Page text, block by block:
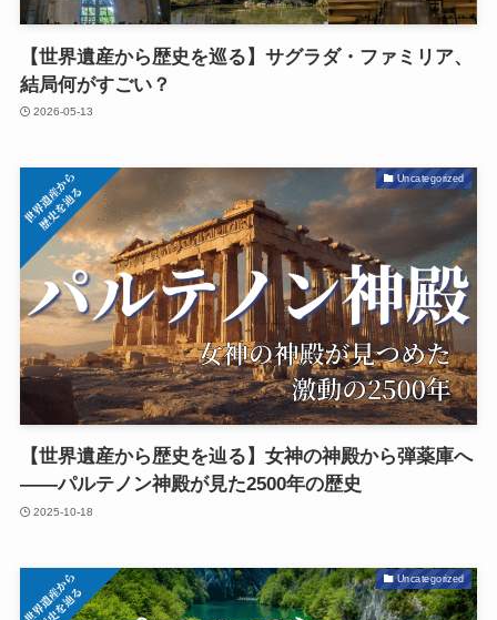
【世界遺産から歴史を巡る】サグラダ・ファミリア、
結局何がすごい？
2026-05-13
Uncategorized
【世界遺産から歴史を辿る】女神の神殿から弾薬庫へ
――パルテノン神殿が見た2500年の歴史
2025-10-18
Uncategorized